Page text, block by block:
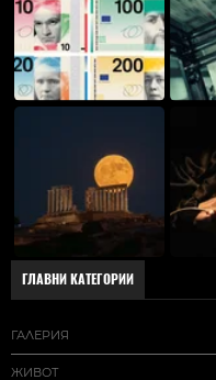
ГЛАВНИ КАТЕГОРИИ
ГАЛЕРИЯ
ЖИВОТ